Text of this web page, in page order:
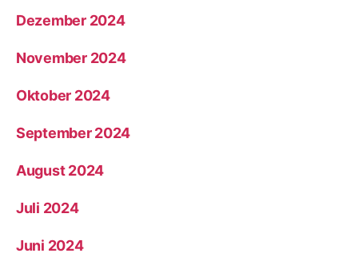
Dezember 2024
November 2024
Oktober 2024
September 2024
August 2024
Juli 2024
Juni 2024